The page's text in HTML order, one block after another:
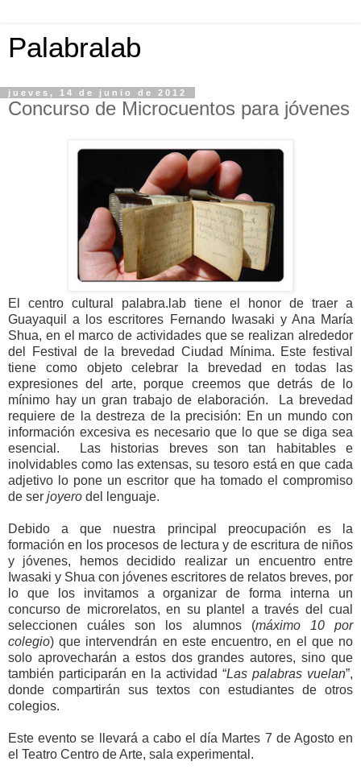
Palabralab
jueves, 14 de junio de 2012
Concurso de Microcuentos para jóvenes
El centro cultural palabra.lab tiene el honor de traer a
Guayaquil a los escritores Fernando Iwasaki y Ana María
Shua, en el marco de actividades que se realizan alrededor
del Festival de la brevedad Ciudad Mínima. Este festival
tiene como objetocelebrar la brevedad en todas las
expresiones del arte, porque creemos que detrás de lo
mínimo hay un gran trabajo de elaboración. La brevedad
requiere de la destreza de la precisión: En un mundo con
información excesiva es necesario que lo que se diga sea
esencial. Las historias breves son tan habitables e
inolvidables como las extensas, su tesoro está en que cada
adjetivo lo pone un escritor que ha tomado el compromiso
de ser joyero del lenguaje.
Debido a que nuestra principal preocupación es la
formación en los procesos de lectura y de escritura de niños
y jóvenes, hemos decidido realizar un encuentro entre
Iwasaki y Shua con jóvenes escritores de relatos breves, por
lo que los invitamos a organizar de forma interna un
concurso de microrelatos, en su plantel a través del cual
seleccionen cuáles son los alumnos (máximo 10 por
colegio) que intervendrán en este encuentro, en el que no
solo aprovecharán a estos dos grandes autores, sino que
también participarán en la actividad “Las palabras vuelan”,
donde compartirán sus textos con estudiantes de otros
colegios.
Este evento se llevará a cabo el día Martes 7 de Agosto en
el Teatro Centro de Arte, sala experimental.